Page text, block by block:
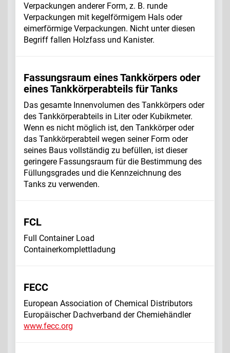
Verpackungen anderer Form, z. B. runde
Verpackungen mit kegelförmigem Hals oder
eimerförmige Verpackungen. Nicht unter diesen
Begriff fallen Holzfass und Kanister.
Fassungsraum eines Tankkörpers oder
eines Tankkörperabteils für Tanks
Das gesamte Innenvolumen des Tankkörpers oder
des Tankkörperabteils in Liter oder Kubikmeter.
Wenn es nicht möglich ist, den Tankkörper oder
das Tankkörperabteil wegen seiner Form oder
seines Baus vollständig zu befüllen, ist dieser
geringere Fassungsraum für die Bestimmung des
Füllungsgrades und die Kennzeichnung des
Tanks zu verwenden.
FCL
Full Container Load
Containerkomplettladung
FECC
European Association of Chemical Distributors
Europäischer Dachverband der Chemiehändler
www.fecc.org